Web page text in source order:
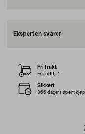
Eksperten svarer
Fri frakt
Fra 599,–*
Sikkert
365 dagers åpent kjøp